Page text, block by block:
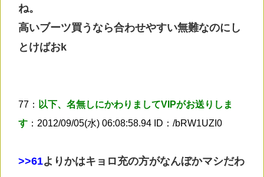
ね。
高いブーツ買うなら合わせやすい無難なのにし
とけばおk
77： 以下、名無しにかわりましてVIPがお送りしま
す ：2012/09/05(水) 06:08:58.94 ID：/bRW1UZI0
>>61よりかはキョロ充の方がなんぼかマシだわ